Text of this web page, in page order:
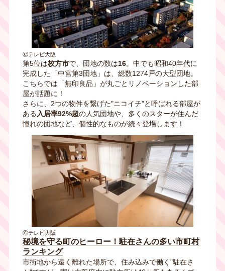
Ⓒテレビ大阪
第5位は枚方市で、団地の数は16。中でも昭和40年代に
完成した「中宮第3団地」は、総数1274戸の大型団地。
こちらでは「無印良品」が丸ごとリノベーションした部
屋が話題に！
さらに、2つの物件を繋げた"ニコイチ"と呼ばれる部屋が
ある入居率92%超の人気団地や、多くのスターが住んだ
憧れの団地など、個性的なものが続々登場します！
Ⓒテレビ大阪
秘境を守る町のヒーロー！駐在さんの多い市町村
ランキング
市街地から遠く離れた場所で、住み込みで働く"駐在さ